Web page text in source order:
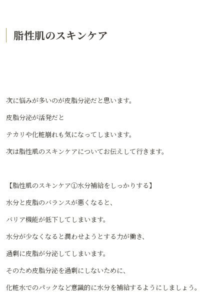
脂性肌のスキンケア
次に悩みが多いのが皮脂分泌だと思います。
皮脂分泌が活発だと
テカリや化粧崩れも気になってしまいます。
次は脂性肌のスキンケアについてお伝えして行きます。
【脂性肌のスキンケア①水分補給をしっかりする】
水分と皮脂のバランスが悪くなると、
バリア機能が低下してしまいます。
水分が少なくなると潤わせようとする力が働き、
過剰に皮脂が分泌してしまいます。
そのため皮脂分泌を過剰にしないために、
化粧水でのパックなど意識的に水分を補給するようにしましょう。